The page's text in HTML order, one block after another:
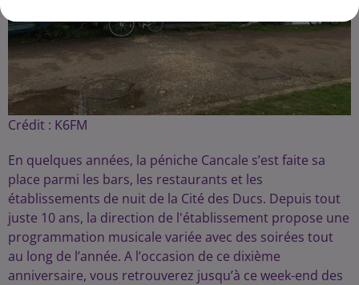
Crédit : K6FM
En quelques années, la péniche Cancale s’est faite sa
place parmi les bars, les restaurants et les
établissements de nuit de la Cité des Ducs. Depuis tout
juste 10 ans, la direction de l'établissement propose une
programmation musicale variée avec des soirées tout
au long de l’année. A l’occasion de ce dixième
anniversaire, vous retrouverez jusqu’à ce week-end des